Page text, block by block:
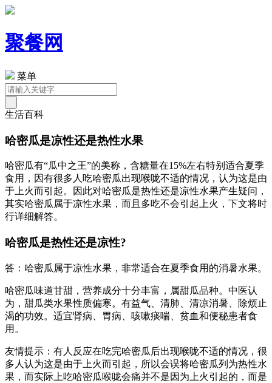
聚餐网
菜单
生活百科
哈密瓜是凉性还是热性水果
哈密瓜有“瓜中之王”的美称，含糖量在15%左右特别适合夏季
食用，因有很多人吃哈密瓜出现喉咙不适的情况，认为这是由
于上火而引起。因此对哈密瓜是热性还是凉性水果产生疑问，
其实哈密瓜属于凉性水果，而且多吃不会引起上火，下文将时
行详细解答。
哈密瓜是热性还是凉性?
答：哈密瓜属于凉性水果，非常适合在夏季食用的消暑水果。
哈密瓜味道甘甜，营养成分十分丰富，属甜瓜品种。中医认
为，甜瓜类水果性质偏寒。有益气、清肺、清凉消暑、除烦止
渴的功效。适宜肾病、胃病、咳嗽痰喘、贫血和便秘患者食
用。
友情提示：有人反应在吃完哈密瓜后出现喉咙不适的情况，很
多人认为这是由于上火而引起，所以会误将哈密瓜列为热性水
果，而实际上吃哈密瓜喉咙会痛并不是因为上火引起的，而是